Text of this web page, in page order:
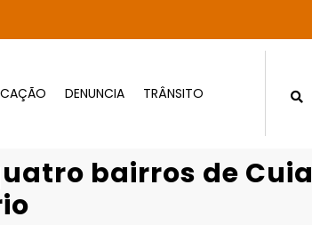
DENUNCIA TRÂNSITO
bairros de